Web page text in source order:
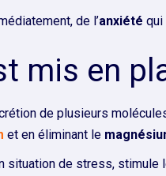
de l’anxiété qui
mis en
de plusieurs
et en éliminant le
situation de stress,